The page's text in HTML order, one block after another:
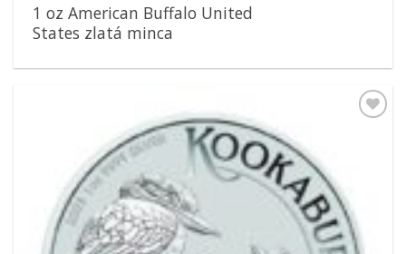
1 oz American Buffalo United
States zlatá minca